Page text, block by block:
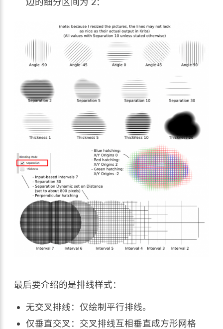
最后要介绍的是排线样式：
无交叉排线：仅绘制平行排线。
仅垂直交叉：交叉排线互相垂直成方形网格